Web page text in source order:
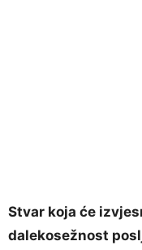
Stvar koja će
dalekosežnost